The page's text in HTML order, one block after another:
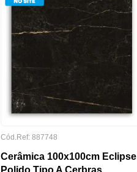
Cód.Ref:887748
Cerâmica 100x100cm Eclipse
Polido Tipo A Cerbras